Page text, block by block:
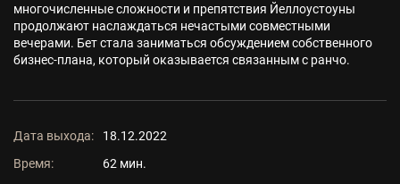
многочисленные сложности и препятствия Йеллоустоуны
продолжают наслаждаться нечастыми совместными
вечерами. Бет стала заниматься обсуждением собственного
бизнес-плана, который оказывается связанным с ранчо.
Дата выхода:
18.12.2022
Время:
62 мин.